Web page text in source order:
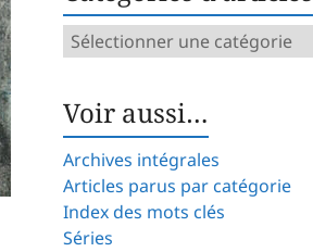
Catégories
Voir aussi…
Archives intégrales
Articles parus par catégorie
Index des mots clés
Séries